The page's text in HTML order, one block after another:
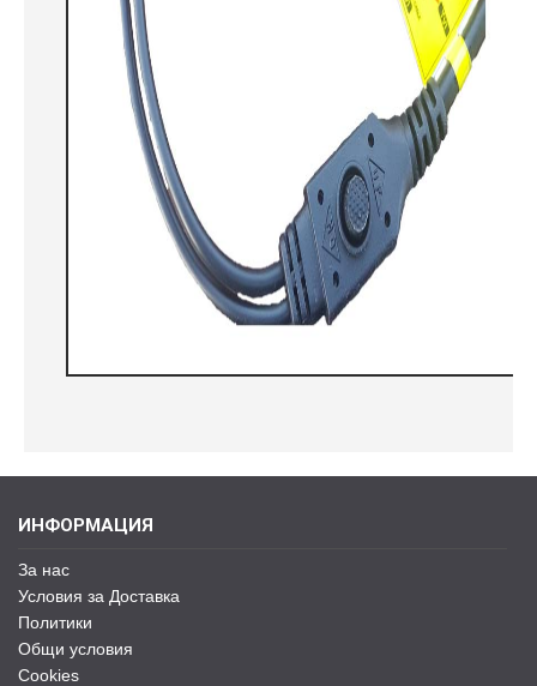
ИНФОРМАЦИЯ
За нас
Условия за Доставка
Политики
Общи условия
Cookies